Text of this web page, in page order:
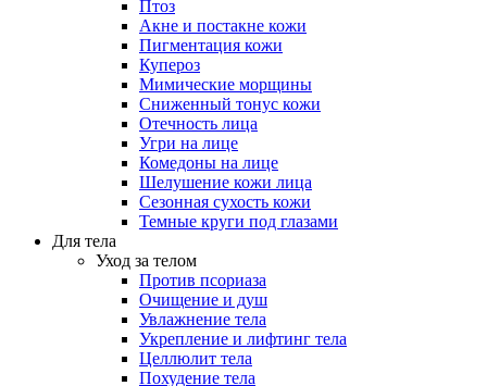
Птоз
Акне и постакне кожи
Пигментация кожи
Купероз
Мимические морщины
Сниженный тонус кожи
Отечность лица
Угри на лице
Комедоны на лице
Шелушение кожи лица
Сезонная сухость кожи
Темные круги под глазами
Для тела
Уход за телом
Против псориаза
Очищение и душ
Увлажнение тела
Укрепление и лифтинг тела
Целлюлит тела
Похудение тела